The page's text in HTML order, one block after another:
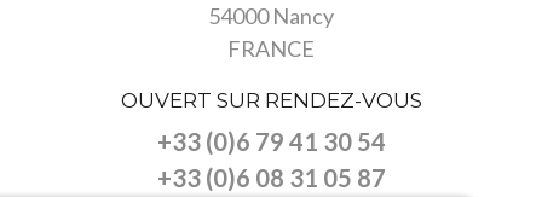
54000 Nancy
FRANCE
OUVERT SUR RENDEZ-VOUS
+33 (0)6 79 41 30 54
+33 (0)6 08 31 05 87